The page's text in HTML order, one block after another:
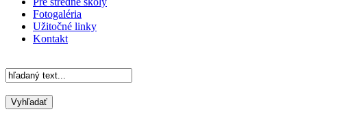
Fotogaléria
Užitočné linky
Kontakt